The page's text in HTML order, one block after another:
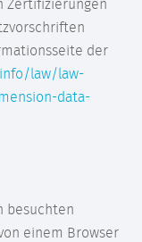
Zertifizierungen
der
law/law-
data-
besuchten
einem Browser